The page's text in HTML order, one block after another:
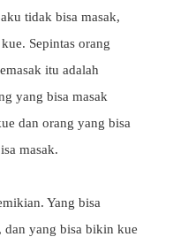
tidak bisa masak,
Sepintas orang
itu adalah
yang bisa masak
dan orang yang bisa
masak.
Yang bisa
dan yang bisa bikin kue